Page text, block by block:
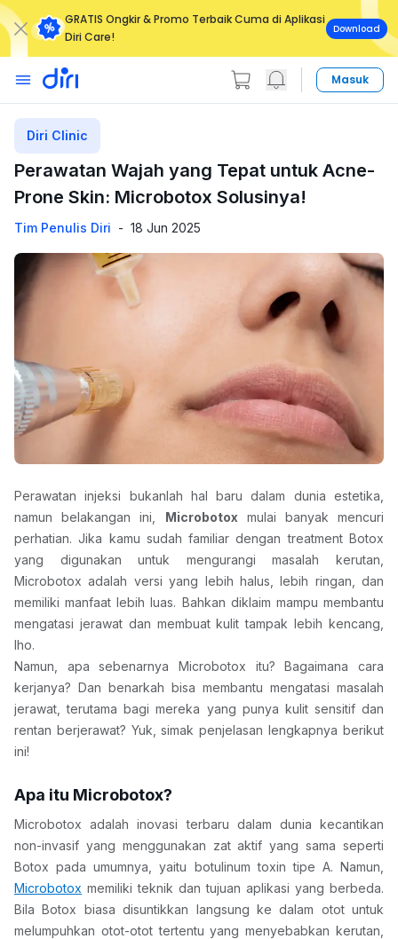
GRATIS Ongkir & Promo Terbaik Cuma di Aplikasi
Diri Care!
Download
Masuk
Diri Clinic
Perawatan Wajah yang Tepat untuk Acne-
Prone Skin: Microbotox Solusinya!
Tim Penulis Diri - 18 Jun 2025
Perawatan injeksi bukanlah hal baru dalam dunia estetika,
namun belakangan ini, Microbotox mulai banyak mencuri
perhatian. Jika kamu sudah familiar dengan treatment Botox
yang digunakan untuk mengurangi masalah kerutan,
Microbotox adalah versi yang lebih halus, lebih ringan, dan
memiliki manfaat lebih luas. Bahkan diklaim mampu membantu
mengatasi jerawat dan membuat kulit tampak lebih kencang,
lho.
Namun, apa sebenarnya Microbotox itu? Bagaimana cara
kerjanya? Dan benarkah bisa membantu mengatasi masalah
jerawat, terutama bagi mereka yang punya kulit sensitif dan
rentan berjerawat? Yuk, simak penjelasan lengkapnya berikut
ini!
Apa itu Microbotox?
Microbotox adalah inovasi terbaru dalam dunia kecantikan
non-invasif yang menggunakan zat aktif yang sama seperti
Microbotox memiliki teknik dan tujuan aplikasi yang berbeda.
Bila Botox biasa disuntikkan langsung ke dalam otot untuk
melumpuhkan otot-otot tertentu yang menyebabkan kerutan,